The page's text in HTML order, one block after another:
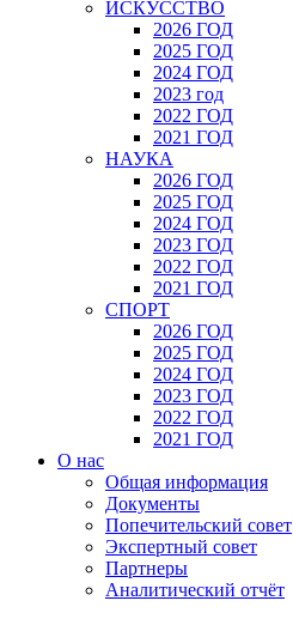
ИСКУССТВО
2026 ГОД
2025 ГОД
2024 ГОД
2023 год
2022 ГОД
2021 ГОД
НАУКА
2026 ГОД
2025 ГОД
2024 ГОД
2023 ГОД
2022 ГОД
2021 ГОД
СПОРТ
2026 ГОД
2025 ГОД
2024 ГОД
2023 ГОД
2022 ГОД
2021 ГОД
О нас
Общая информация
Документы
Попечительский совет
Экспертный совет
Партнеры
Аналитический отчёт